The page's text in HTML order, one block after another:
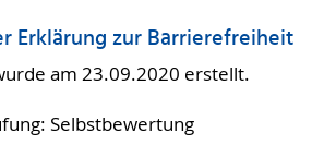
Erklärung zur Barrierefreiheit
am 23.09.2020 erstellt.
Selbstbewertung